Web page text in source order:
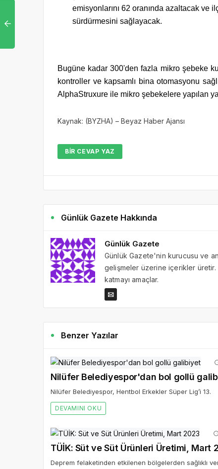
emisyonlarını 62 oranında azaltacak ve
sürdürmesini sağlayacak.
Bugüne kadar 300'den fazla mikro şebeke
kontroller ve kapsamlı bina otomasyonu
AlphaStruxure ile mikro şebekelere yapılan
Kaynak: (BYZHA) – Beyaz Haber Ajansı
BIR CEVAP YAZ
Günlük Gazete Hakkında
Günlük Gazete
Günlük Gazete'nin kurucusu ve
gelişmeler üzerine içerikler üretir.
katmayı amaçlar.
Benzer Yazılar
Nilüfer Belediyespor'dan bol gollü
Nilüfer Belediyespor, Hentbol Erkekler Süper Lig’i 13.
DEVAMINI OKU
TÜİK: Süt ve Süt Ürünleri Üretimi, Mart
Deprem felaketinden etkilenen bölgelerden sağlıklı